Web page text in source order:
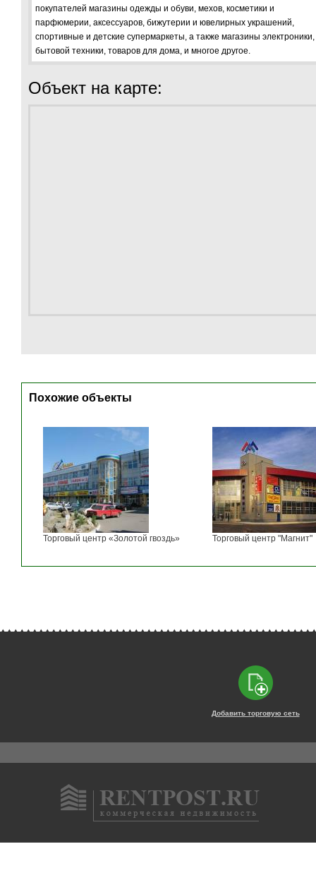
покупателей магазины одежды и обуви, мехов, косметики и
парфюмерии, аксессуаров, бижутерии и ювелирных украшений,
спортивные и детские супермаркеты, а также магазины электроники,
бытовой техники, товаров для дома, и многое другое.
Объект на карте:
Похожие объекты
Торговый центр «Золотой гвоздь» Торговый центр "Магнит"
Добавить торговую сеть